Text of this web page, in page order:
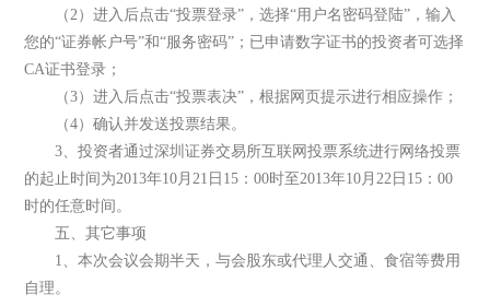
（2）进入后点击“投票登录”，选择“用户名密码登陆”，输入
您的“证券帐户号”和“服务密码”；已申请数字证书的投资者可选择
CA证书登录；
（3）进入后点击“投票表决”，根据网页提示进行相应操作；
（4）确认并发送投票结果。
3、投资者通过深圳证券交易所互联网投票系统进行网络投票
的起止时间为2013年10月21日15：00时至2013年10月22日15：00
时的任意时间。
五、其它事项
1、本次会议会期半天，与会股东或代理人交通、食宿等费用
自理。